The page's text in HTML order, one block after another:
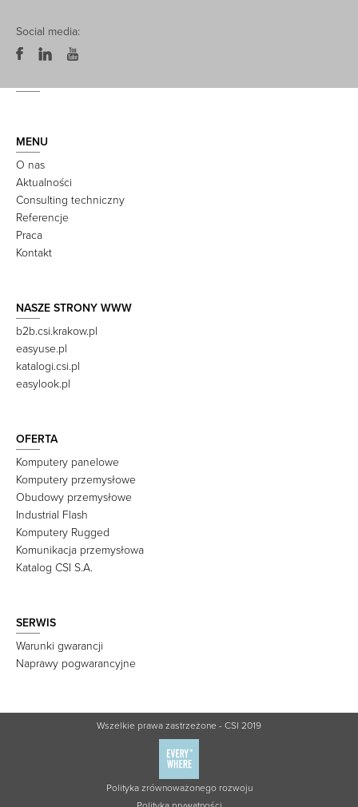
Social media:
MENU
O nas
Aktualności
Consulting techniczny
Referencje
Praca
Kontakt
NASZE STRONY WWW
b2b.csi.krakow.pl
easyuse.pl
katalogi.csi.pl
easylook.pl
OFERTA
Komputery panelowe
Komputery przemysłowe
Obudowy przemysłowe
Industrial Flash
Komputery Rugged
Komunikacja przemysłowa
Katalog CSI S.A.
SERWIS
Warunki gwarancji
Naprawy pogwarancyjne
Wszelkie prawa zastrzeżone - CSI 2019
Polityka zrównoważonego rozwoju